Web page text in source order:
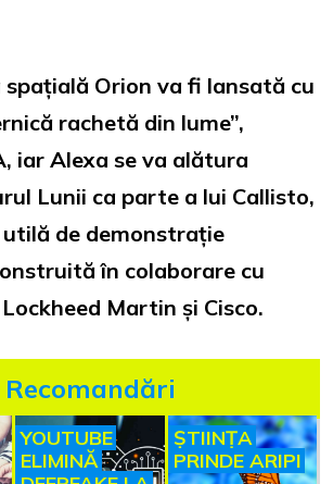
spațială Orion va fi lansată cu
rachetă din lume”,
iar Alexa se va alătura
Lunii ca parte a lui Callisto,
de demonstrație
în colaborare cu
Martin și Cisco.
Recomandări
YOUTUBE
ELIMINĂ
ȘTIINȚA
PRINDE ARIPI